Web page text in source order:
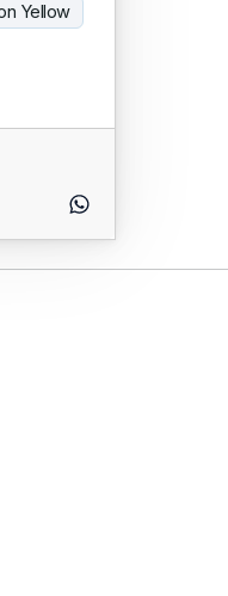
Yellow